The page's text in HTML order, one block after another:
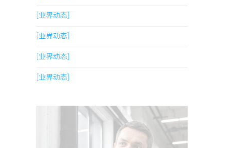
[业界动态]
[业界动态]
[业界动态]
[业界动态]